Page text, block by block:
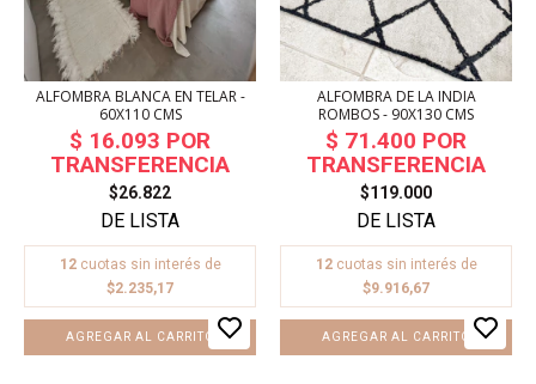
ALFOMBRA BLANCA EN TELAR -
60X110 CMS
$26.822
12 cuotas sin interés de
$2.235,17
ALFOMBRA DE LA INDIA
ROMBOS - 90X130 CMS
$119.000
12 cuotas sin interés de
$9.916,67